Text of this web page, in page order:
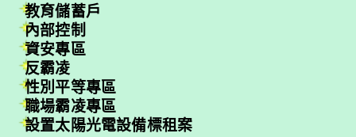
教育儲蓄戶
內部控制
資安專區
反霸凌
性別平等專區
職場霸凌專區
設置太陽光電設備標租案